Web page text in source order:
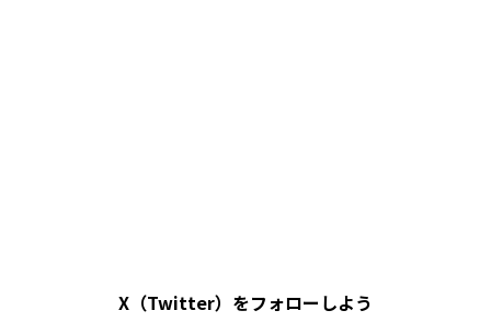
X（Twitter）をフォローしよう